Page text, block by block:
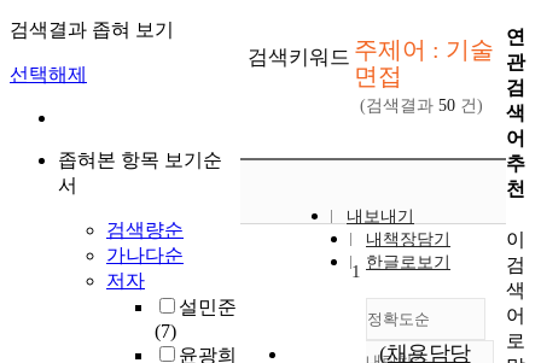
검색결과 좁혀 보기
선택해제
좁혀본 항목 보기순
서
검색량순
가나다순
저자
설민준
(7)
윤광희
검색키워드 주제어 : 기술
면접
(검색결과 50 건)
내보내기
내책장담기
한글로보기
정확도순
1
(채용담당
연
관
검
색
어
추
천
이
검
색
어
로